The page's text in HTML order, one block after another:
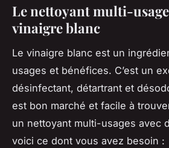
Le nettoyant multi-
vinaigre blanc
Le vinaigre blanc est un
usages et bénéfices. C’est un
désinfectant, détartrant et
est bon marché et facile à
un nettoyant multi-usages avec
voici ce dont vous avez besoin :